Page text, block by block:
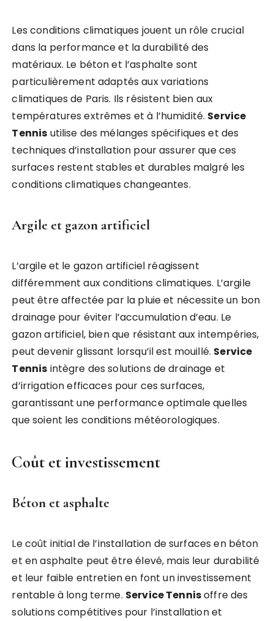
Les conditions climatiques jouent un rôle crucial
dans la performance et la durabilité des
matériaux. Le béton et l’asphalte sont
particulièrement adaptés aux variations
climatiques de Paris. Ils résistent bien aux
températures extrêmes et à l’humidité. Service
Tennis utilise des mélanges spécifiques et des
techniques d’installation pour assurer que ces
surfaces restent stables et durables malgré les
conditions climatiques changeantes.
Argile et gazon artificiel
L’argile et le gazon artificiel réagissent
différemment aux conditions climatiques. L’argile
peut être affectée par la pluie et nécessite un bon
drainage pour éviter l’accumulation d’eau. Le
gazon artificiel, bien que résistant aux intempéries,
peut devenir glissant lorsqu’il est mouillé. Service
Tennis intègre des solutions de drainage et
d’irrigation efficaces pour ces surfaces,
garantissant une performance optimale quelles
que soient les conditions météorologiques.
Coût et investissement
Béton et asphalte
Le coût initial de l’installation de surfaces en béton
et en asphalte peut être élevé, mais leur durabilité
et leur faible entretien en font un investissement
rentable à long terme. Service Tennisoffre des
solutions compétitives pour l’installation et